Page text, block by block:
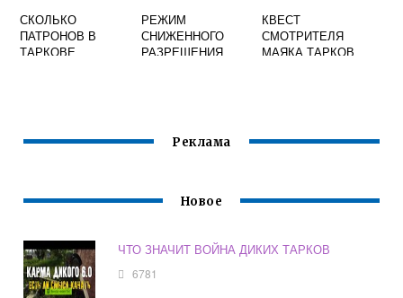
СКОЛЬКО
ПАТРОНОВ В
ТАРКОВЕ
РЕЖИМ
СНИЖЕННОГО
РАЗРЕШЕНИЯ
КВЕСТ
СМОТРИТЕЛЯ
МАЯКА ТАРКОВ
Реклама
Новое
ЧТО ЗНАЧИТ ВОЙНА ДИКИХ ТАРКОВ
6781